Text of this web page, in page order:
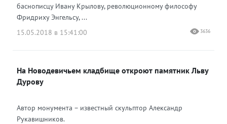
баснописцу Ивану Крылову, революционному философу
Фридриху Энгельсу, ...
15.05.2018 в 15:41:00
3636
На Новодевичьем кладбище откроют памятник Льву
Дурову
Автор монумента – известный скульптор Александр
Рукавишников.